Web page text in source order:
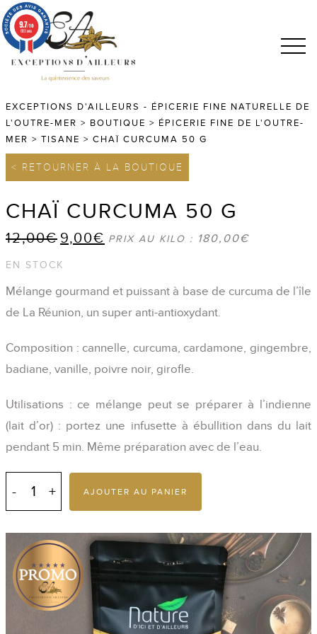
EXCEPTIONS D'AILLEURS - ÉPICERIE FINE NATURELLE DE
L'OUTRE-MER > BOUTIQUE > ÉPICERIE FINE DE L'OUTRE-
MER > TISANE > CHAÏ CURCUMA 50 G
< RETOURNER À LA BOUTIQUE
CHAÏ CURCUMA 50 G
12,00€ Le
était :
12,00€.
9,00€ Le
est :
9,00€.
PRIX AU KILO : 180,00€
EN STOCK
Mélange gourmand et puissant à base de curcuma de l’île
de La Réunion, un super anti-antioxydant.
Composition : cannelle, curcuma, cardamone, gingembre,
badiane, vanille, poivre noir, girofle.
Utilisations : ce mélange peut se préparer à l’indienne
(lait d’or) : portez une infusette à ébullition dans du lait
pendant 5 min. Même préparation avec de l’eau.
quantité
Curcuma
g
AJOUTER AU PANIER
9.7/10
683 avis